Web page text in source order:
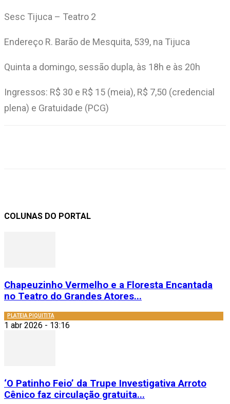
Sesc Tijuca – Teatro 2
Endereço R. Barão de Mesquita, 539, na Tijuca
Quinta a domingo, sessão dupla, às 18h e às 20h
Ingressos: R$ 30 e R$ 15 (meia), R$ 7,50 (credencial
plena) e Gratuidade (PCG)
COLUNAS DO PORTAL
Chapeuzinho Vermelho e a Floresta Encantada
no Teatro do Grandes Atores...
PLATEIA PIQUITITA
1 abr 2026 - 13:16
‘O Patinho Feio’ da Trupe Investigativa Arroto
Cênico faz circulação gratuita...